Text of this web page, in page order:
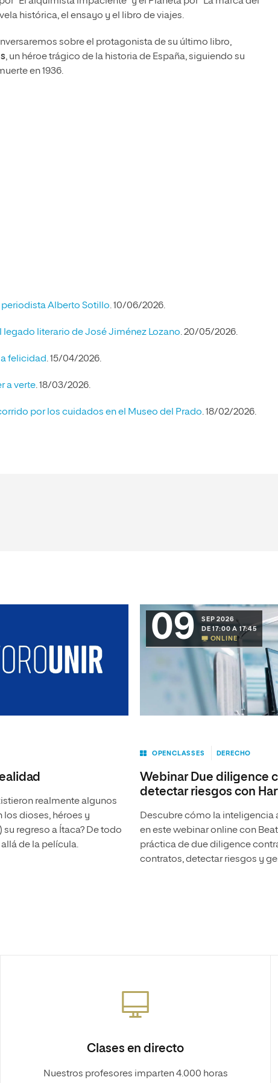
histórica, el ensayo y el libro de viajes.
sobre el protagonista de su último libro,
, un héroe trágico de la historia de España, siguiendo su
en 1936.
Alberto Sotillo. 10/06/2026.
literario de José Jiménez Lozano. 20/05/2026.
felicidad. 15/04/2026.
a verte. 18/03/2026.
por los cuidados en el Museo del Prado. 18/02/2026.
realmente algunos
los dioses, héroes y
regreso a Ítaca? De todo
de la película.
09
SEP 2026
DE 17:00 A 17:45
ONLINE
OPENCLASSES DERECHO
Webinar Due diligence
detectar riesgos con
Descubre cómo la
en este webinar online con
práctica de due diligence
contratos, detectar riesgos y
Clases en directo
Nuestros profesores imparten 4.000 horas